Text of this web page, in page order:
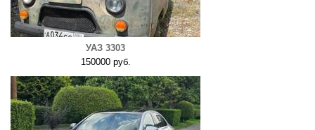
УАЗ 3303
150000 руб.